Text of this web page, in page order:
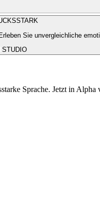
Sie unvergleichliche
STUDIO
Sprache. Jetzt in Alpha